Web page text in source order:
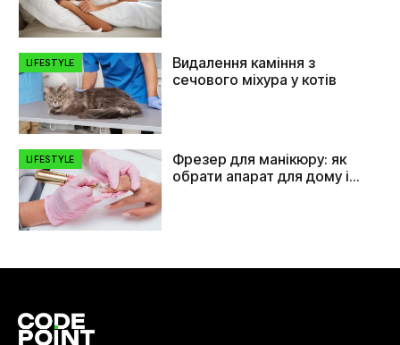
LIFESTYLE
Видалення каміння з
сечового міхура у котів
LIFESTYLE
Фрезер для манікюру: як
обрати апарат для дому і